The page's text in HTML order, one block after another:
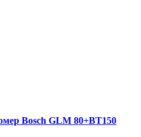
Bosch GLM 80+BT150